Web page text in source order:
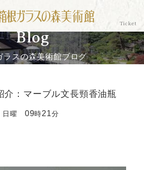
Blog
ラスの森美術館ブログ
介：マーブル文長頸香油瓶
日曜 09時21分